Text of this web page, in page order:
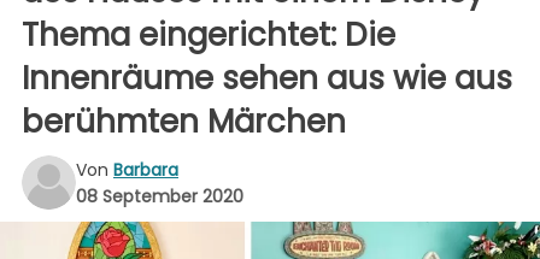
Thema eingerichtet: Die
Innenräume sehen aus wie aus
berühmten Märchen
Von Barbara
08 September 2020